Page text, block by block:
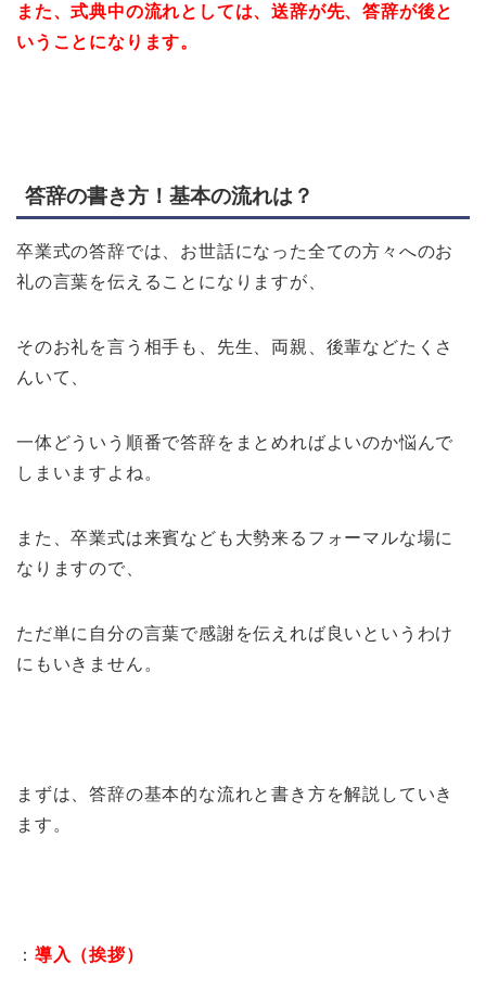
また、式典中の流れとしては、送辞が先、答辞が後と
いうことになります。
答辞の書き方！基本の流れは？
卒業式の答辞では、お世話になった全ての方々へのお
礼の言葉を伝えることになりますが、
そのお礼を言う相手も、先生、両親、後輩などたくさ
んいて、
一体どういう順番で答辞をまとめればよいのか悩んで
しまいますよね。
また、卒業式は来賓なども大勢来るフォーマルな場に
なりますので、
ただ単に自分の言葉で感謝を伝えれば良いというわけ
にもいきません。
まずは、答辞の基本的な流れと書き方を解説していき
ます。
： 導入（挨拶）